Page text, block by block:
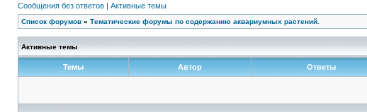
Сообщения без ответов | Активные темы
Список форумов » Тематические форумы по содержанию аквариумных растений.
Активные темы
Темы Автор Ответы